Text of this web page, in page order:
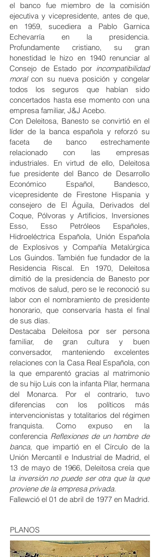
el banco fue miembro de la comisión
ejecutiva y vicepresidente, antes de que,
en 1959, sucediera a Pablo Garnica
Echevarría en la presidencia.
Profundamente cristiano, su gran
honestidad le hizo en 1940 renunciar al
Consejo de Estado por incompatibilidad
moralcon su nueva posición y congelar
todos los seguros que habían sido
concertados hasta ese momento con una
empresa familiar, J&J Acebo.
Con Deleitosa, Banesto se convirtió en el
líder de la banca española y reforzó su
faceta de banco estrechamente
relacionado con las empresas
industriales. En virtud de ello, Deleitosa
fue presidente del Banco de Desarrollo
Económico Español, Bandesco,
vicepresidente de Firestone Hispania y
consejero de El Águila, Derivados del
Coque, Pólvoras y Artificios, Inversiones
Esso, Esso Petróleos Españoles,
Hidroeléctrica Española, Unión Española
de Explosivos y Compañía Metalúrgica
Los Guindos. También fue fundador de la
Residencia Riscal. En 1970, Deleitosa
dimitió de la presidencia de Banesto por
motivos de salud, pero se le reconoció su
labor con el nombramiento de presidente
honorario, que conservaría hasta el final
de sus días.
Destacaba Deleitosa por ser persona
familiar, de gran cultura y buen
conversador, manteniendo excelentes
relaciones con la Casa Real Española, con
la que emparentó gracias al matrimonio
de su hijo Luis con la infanta Pilar, hermana
del Monarca. Por el contrario, tuvo
diferencias con los políticos más
intervencionistas y totalitarios del régimen
franquista. Como expuso en la
conferencia Reflexiones de un hombre de
banca, que impartió en el Círculo de la
Unión Mercantil e Industrial de Madrid, el
13 de mayo de 1966, Deleitosa creía que
la inversión no puede ser otra que la que
proviene de la empresa privada.
Fallewció el 01 de abril de 1977 en Madrid.
PLANOS